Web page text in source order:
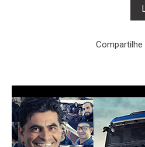
Compartilhe